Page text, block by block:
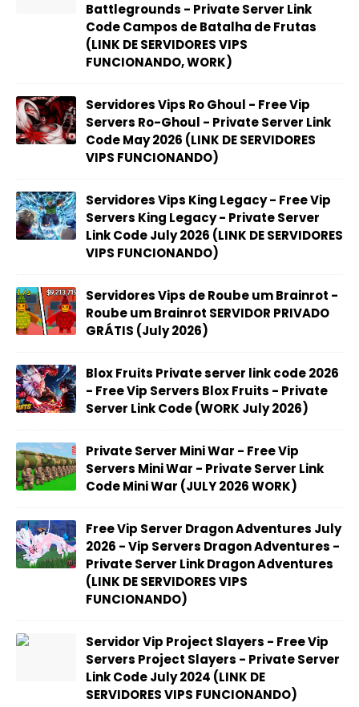
Battlegrounds - Private Server Link
Code Campos de Batalha de Frutas
(LINK DE SERVIDORES VIPS
FUNCIONANDO, WORK)
Servidores Vips Ro Ghoul - Free Vip
Servers Ro-Ghoul - Private Server Link
Code May 2026 (LINK DE SERVIDORES
VIPS FUNCIONANDO)
Servidores Vips King Legacy - Free Vip
Servers King Legacy - Private Server
Link Code July 2026 (LINK DE SERVIDORES
VIPS FUNCIONANDO)
Servidores Vips de Roube um Brainrot -
Roube um Brainrot SERVIDOR PRIVADO
GRÁTIS (July 2026)
Blox Fruits Private server link code 2026
- Free Vip Servers Blox Fruits - Private
Server Link Code (WORK July 2026)
Private Server Mini War - Free Vip
Servers Mini War - Private Server Link
Code Mini War (JULY 2026 WORK)
Free Vip Server Dragon Adventures July
2026 - Vip Servers Dragon Adventures -
Private Server Link Dragon Adventures
(LINK DE SERVIDORES VIPS
FUNCIONANDO)
Servidor Vip Project Slayers - Free Vip
Servers Project Slayers - Private Server
Link Code July 2024 (LINK DE
SERVIDORES VIPS FUNCIONANDO)